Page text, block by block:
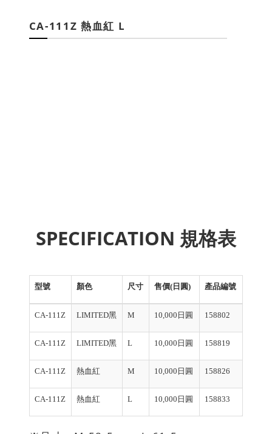
CA-111Z 熱血紅 L
SPECIFICATION 規格表
型號 顏色 尺寸 售價(日圓) 產品編號
CA-111Z LIMITED黑 M 10,000日圓 158802
CA-111Z LIMITED黑 L 10,000日圓 158819
CA-111Z 熱血紅 M 10,000日圓 158826
CA-111Z 熱血紅 L 10,000日圓 158833